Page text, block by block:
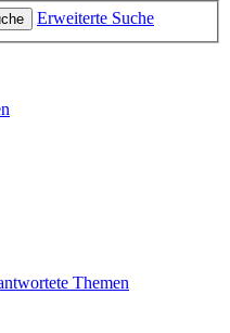
Erweiterte Suche
Themen